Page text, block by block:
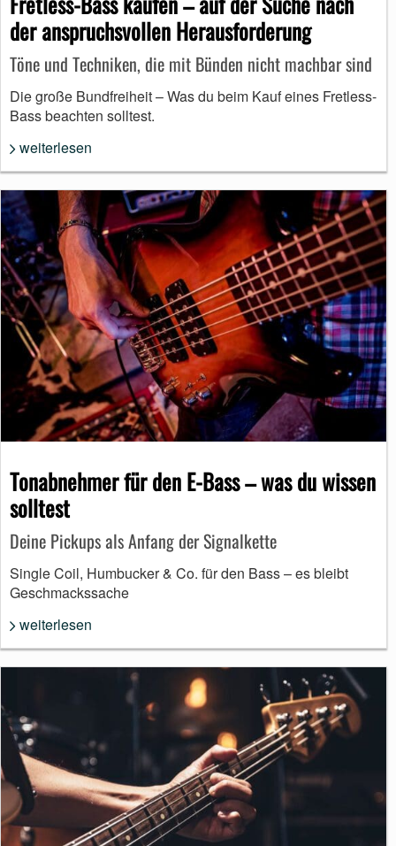
der anspruchsvollen Herausforderung
Töne und Techniken, die mit Bünden nicht machbar sind
Die große Bundfreiheit – Was du beim Kauf eines Fretless-
Bass beachten solltest.
weiterlesen
Tonabnehmer für den E-Bass – was du wissen
solltest
Deine Pickups als Anfang der Signalkette
Single Coil, Humbucker & Co. für den Bass – es bleibt
Geschmackssache
weiterlesen